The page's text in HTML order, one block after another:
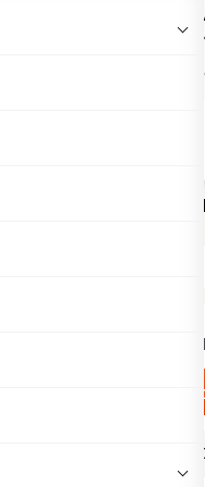
Скачайте
по
+7
Морская